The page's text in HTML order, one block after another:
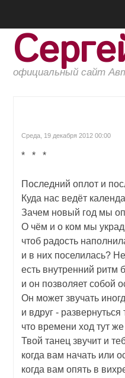
официальный сайт
ГЛАВНАЯ
ПОТОК
Среда, 19 декабря 2012 00:00
* * *
Последний оплот и
Куда нас ведёт
Зачем новый год мы
О чём и о ком мы
чтоб радость
и в них поселилась?
есть внутренний ритм
и он позволяет собой
Он может звучать
и вдруг -
что времени ход тут же
Твой танец звучит и
когда вам начать или
когда вам опять в